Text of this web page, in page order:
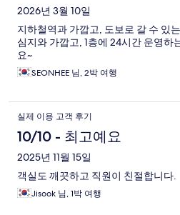
2026년 3월 10일
지하철역과 가깝고, 도보로 갈 수 있
심지와 가깝고, 1층에 24시간 운영하
요~
SEONHEE 님, 2박 여행
실제 이용 고객 후기
10/10 - 최고예요
2025년 11월 15일
객실도 깨끗하고 직원이 친절합니다.
Jisook 님, 1박 여행